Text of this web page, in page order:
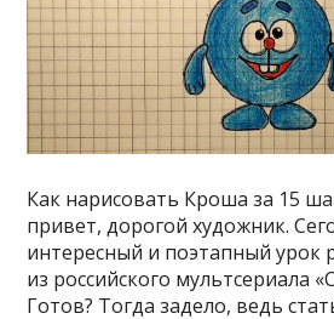
Как нарисовать Кроша за 15
привет, дорогой художник.
интересный и поэтапный урок
из российского мультсериала
Готов? Тогда задело, ведь